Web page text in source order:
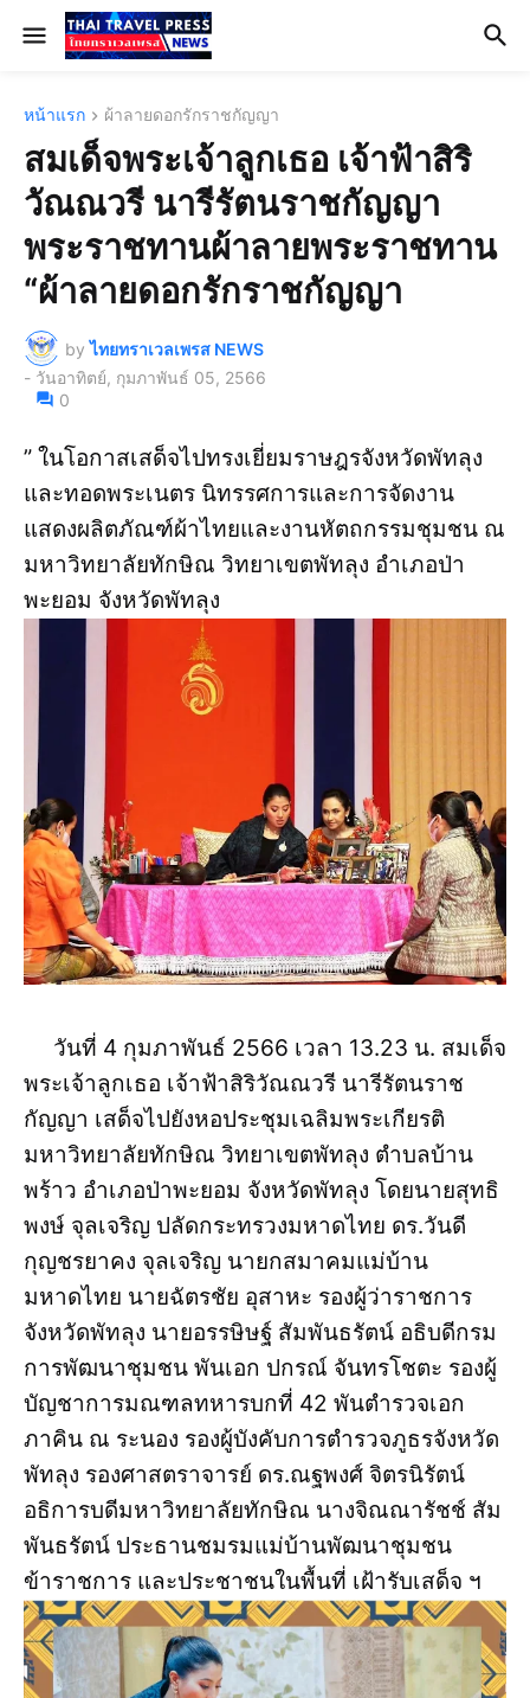
หน้าแรก ผ้าลายดอกรักราชกัญญา
สมเด็จพระเจ้าลูกเธอ เจ้าฟ้าสิริ
วัณณวรี นารีรัตนราชกัญญา
พระราชทานผ้าลายพระราชทาน
“ผ้าลายดอกรักราชกัญญา
by ไทยทราเวลเพรส NEWS
- วันอาทิตย์, กุมภาพันธ์ 05, 2566
0
” ในโอกาสเสด็จไปทรงเยี่ยมราษฎรจังหวัดพัทลุง
และทอดพระเนตร นิทรรศการและการจัดงาน
แสดงผลิตภัณฑ์ผ้าไทยและงานหัตถกรรมชุมชน ณ
มหาวิทยาลัยทักษิณ วิทยาเขตพัทลุง อำเภอป่า
พะยอม จังหวัดพัทลุง
วันที่ 4 กุมภาพันธ์ 2566 เวลา 13.23 น. สมเด็จ
พระเจ้าลูกเธอ เจ้าฟ้าสิริวัณณวรี นารีรัตนราช
กัญญา เสด็จไปยังหอประชุมเฉลิมพระเกียรติ
มหาวิทยาลัยทักษิณ วิทยาเขตพัทลุง ตำบลบ้าน
พร้าว อำเภอป่าพะยอม จังหวัดพัทลุง โดยนายสุทธิ
พงษ์ จุลเจริญ ปลัดกระทรวงมหาดไทย ดร.วันดี
กุญชรยาคง จุลเจริญ นายกสมาคมแม่บ้าน
มหาดไทย นายฉัตรชัย อุสาหะ รองผู้ว่าราชการ
จังหวัดพัทลุง นายอรรษิษฐ์ สัมพันธรัตน์ อธิบดีกรม
การพัฒนาชุมชน พันเอก ปกรณ์ จันทรโชตะ รองผู้
บัญชาการมณฑลทหารบกที่ 42 พันตำรวจเอก
ภาคิน ณ ระนอง รองผู้บังคับการตำรวจภูธรจังหวัด
พัทลุง รองศาสตราจารย์ ดร.ณฐพงศ์ จิตรนิรัตน์
อธิการบดีมหาวิทยาลัยทักษิณ นางจิณณารัชช์ สัม
พันธรัตน์ ประธานชมรมแม่บ้านพัฒนาชุมชน
ข้าราชการ และประชาชนในพื้นที่ เฝ้ารับเสด็จ ฯ